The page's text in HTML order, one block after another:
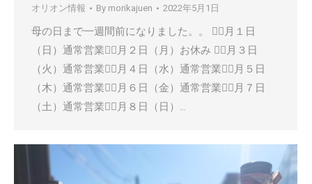
オリオン情報 By morikajuen 2022年5月1日
母の日まで一週間前になりました。。 ５月１日
（日）通常営業５月２日（月）お休み ５月３日
（火）通常営業５月４日（水）通常営業５月５日
（木）通常営業５月６日（金）通常営業５月７日
（土）通常営業５月８日（日）…